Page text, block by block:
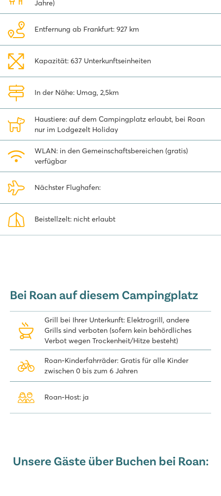
Jahre)
Entfernung ab Frankfurt: 927 km
Kapazität: 637 Unterkunftseinheiten
In der Nähe: Umag, 2,5km
Haustiere: auf dem Campingplatz erlaubt, bei Roan
nur im Lodgezelt Holiday
WLAN: in den Gemeinschaftsbereichen (gratis)
verfügbar
Nächster Flughafen:
Beistellzelt: nicht erlaubt
Bei Roan auf diesem Campingplatz
Grill bei Ihrer Unterkunft: Elektrogrill, andere
Grills sind verboten (sofern kein behördliches
Verbot wegen Trockenheit/Hitze besteht)
Roan-Kinderfahrräder: Gratis für alle Kinder
zwischen 0 bis zum 6 Jahren
Roan-Host: ja
Unsere Gäste über Buchen bei Roan: